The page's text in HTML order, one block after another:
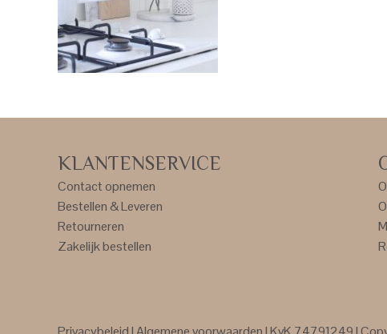
KLANTENSERVICE
Contact opnemen
Bestellen & Leveren
Retourneren
Zakelijk bestellen